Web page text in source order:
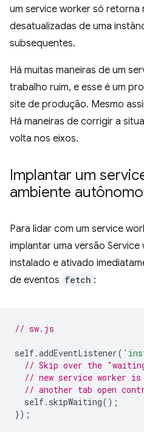
um service worker só
desatualizadas de uma
subsequentes.
Há muitas maneiras de um
trabalho ruim, e esse é um
site de produção. Mesmo
Há maneiras de corrigir a
volta nos eixos.
Implantar um
ambiente autônomo
Para lidar com um service
implantar uma versão Service
instalado e ativado
de eventos fetch :
// sw.js
self.addEventListener(
// Skip over the
// new service worker
// another tab open
self. skipWaiting();
});